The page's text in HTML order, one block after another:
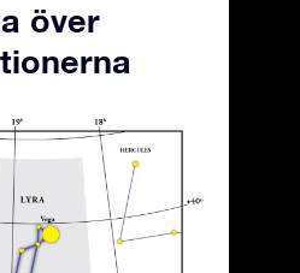
över